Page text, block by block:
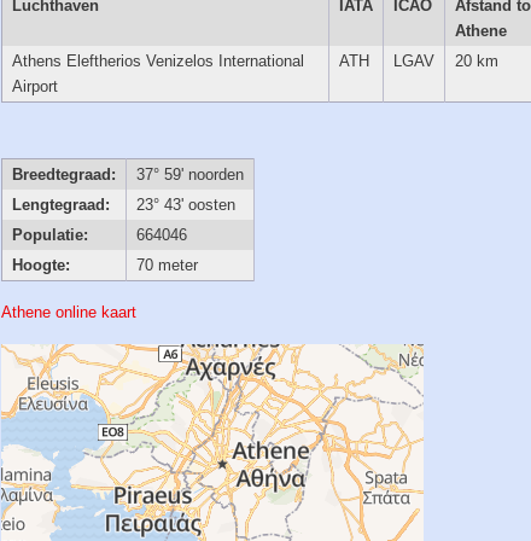
Luchthaven IATA ICAO
Afstand
Athene
Athens Eleftherios Venizelos International
Airport
ATH LGAV 20 km
Breedtegraad:
37° 59' noorden
Lengtegraad:
23° 43' oosten
Populatie:
664046
Hoogte:
70 meter
Athene online kaart